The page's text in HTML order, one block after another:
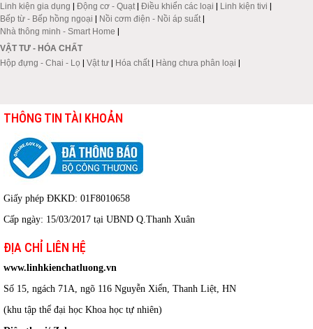
Linh kiện gia dụng | Động cơ - Quạt | Điều khiển các loại | Linh kiện tivi |
Bếp từ - Bếp hồng ngoại | Nồi cơm điện - Nồi áp suất |
Nhà thông minh - Smart Home |
VẬT TƯ - HÓA CHẤT
Hộp đựng - Chai - Lọ | Vật tư | Hóa chất | Hàng chưa phân loại |
THÔNG TIN TÀI KHOẢN
Giấy phép ĐKKD: 01F8010658
Cấp ngày: 15/03/2017 tại UBND Q.Thanh Xuân
ĐỊA CHỈ LIÊN HỆ
www.linhkienchatluong.vn
Số 15, ngách 71A, ngõ 116 Nguyễn Xiển, Thanh Liệt, HN
(khu tập thể đại học Khoa học tự nhiên)